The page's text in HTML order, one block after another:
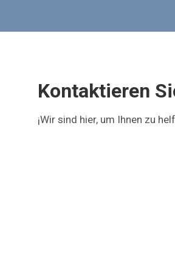
Kontaktieren
¡Wir sind hier, um Ihnen zu